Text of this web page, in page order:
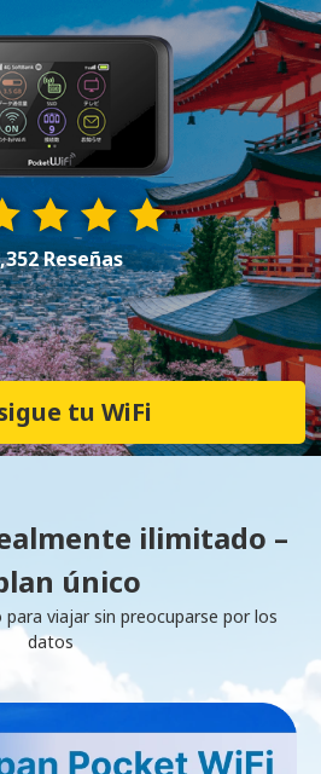
Reseñas
tu WiFi
ilimitado –
único
viajar sin preocuparse por los
datos